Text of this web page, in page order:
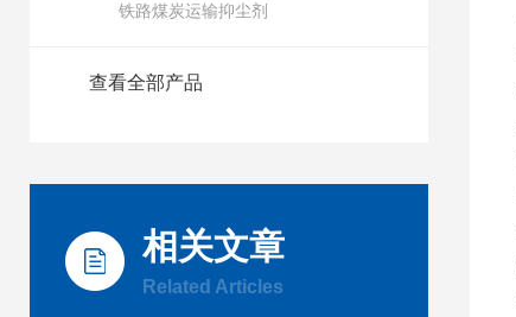
铁路煤炭运输抑尘剂
查看全部产品
相关文章
Related Articles